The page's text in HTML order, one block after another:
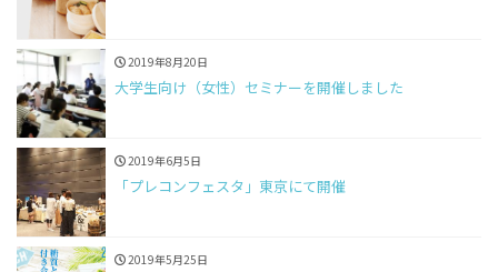
2019年8月20日
大学生向け（女性）セミナーを開催しました
2019年6月5日
「プレコンフェスタ」東京にて開催
2019年5月25日